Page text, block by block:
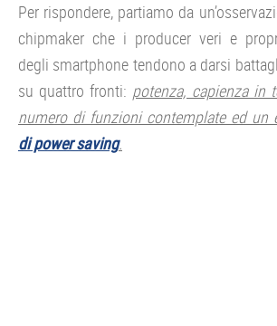
Per rispondere, partiamo da
chipmaker che i producer veri e
degli smartphone tendono a darsi
su quattro fronti: potenza, capienza in
numero di funzioni contemplate ed un
di power saving.